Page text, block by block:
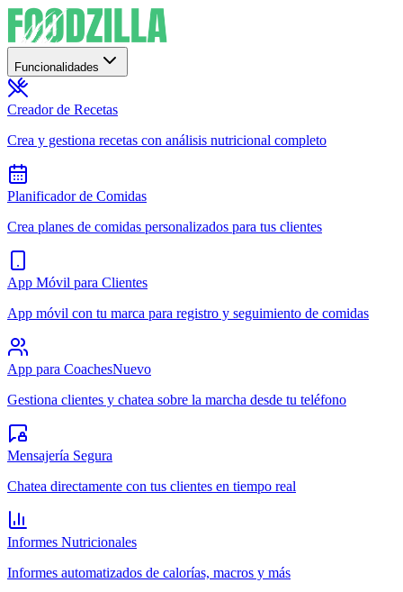
Funcionalidades
Creador de Recetas
Crea y gestiona recetas con análisis nutricional completo
Planificador de Comidas
Crea planes de comidas personalizados para tus clientes
App Móvil para Clientes
App móvil con tu marca para registro y seguimiento de comidas
App para CoachesNuevo
Gestiona clientes y chatea sobre la marcha desde tu teléfono
Mensajería Segura
Chatea directamente con tus clientes en tiempo real
Informes Nutricionales
Informes automatizados de calorías, macros y más